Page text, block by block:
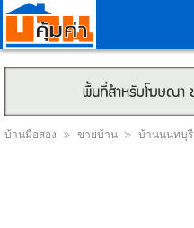
บ้านมือสอง ขายบ้าน บ้านนนทบุรี